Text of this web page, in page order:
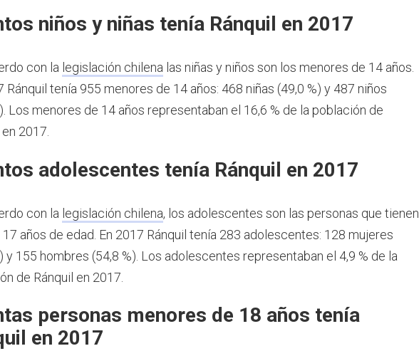
niños y niñas tenía Ránquil en 2017
con la legislación chilena las niñas y niños son los menores de 14 años.
Ránquil tenía 955 menores de 14 años: 468 niñas (49,0 %) y 487 niños
Los menores de 14 años representaban el 16,6 % de la población de
2017.
adolescentes tenía Ránquil en 2017
con la legislación chilena, los adolescentes son las personas que tienen
años de edad. En 2017 Ránquil tenía 283 adolescentes: 128 mujeres
y 155 hombres (54,8 %). Los adolescentes representaban el 4,9 % de la
de Ránquil en 2017.
personas menores de 18 años tenía
en 2017